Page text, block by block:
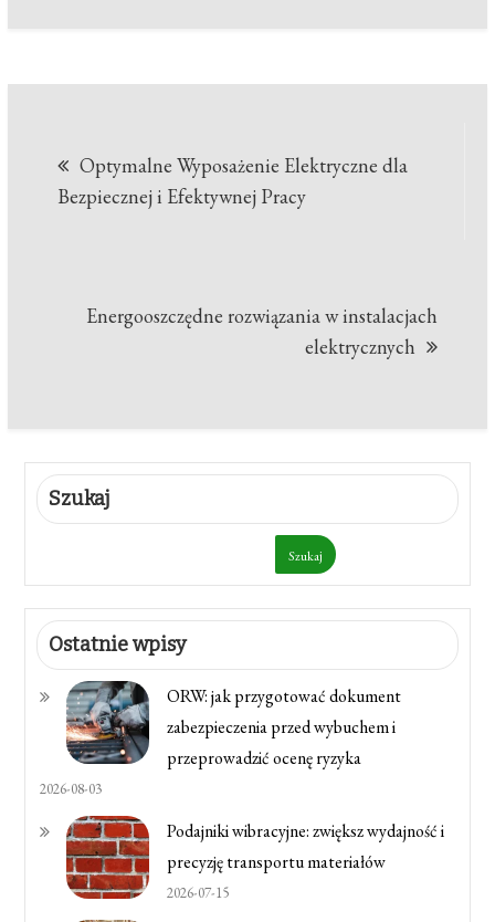
wpisu
Optymalne Wyposażenie Elektryczne dla
Bezpiecznej i Efektywnej Pracy
Energooszczędne rozwiązania w instalacjach
elektrycznych
Szukaj
Szukaj
Ostatnie wpisy
ORW: jak przygotować dokument
zabezpieczenia przed wybuchem i
przeprowadzić ocenę ryzyka
2026-08-03
Podajniki wibracyjne: zwiększ wydajność i
precyzję transportu materiałów
2026-07-15